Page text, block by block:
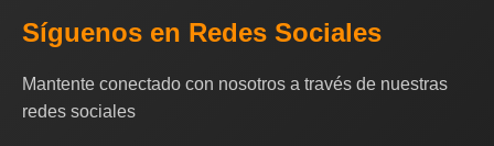
Síguenos en Redes Sociales
Mantente conectado con nosotros a través de nuestras
redes sociales